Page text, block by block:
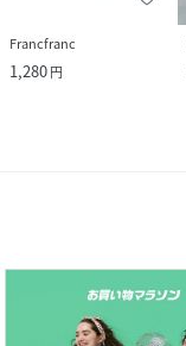
Francfranc
1,280円